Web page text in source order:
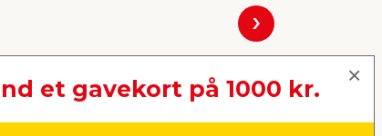
Næste
et gavekort på 1000 kr.